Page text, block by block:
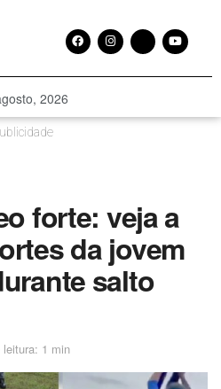
2026
forte: veja a
da jovem
salto
leitura: 1 min